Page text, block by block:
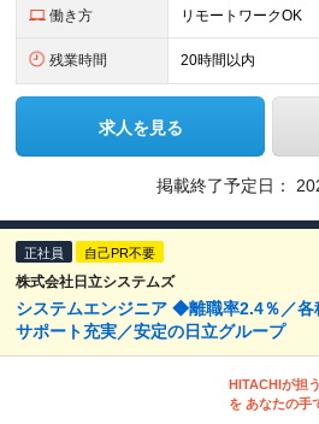
働き方 リモートワークOK
残業時間 20時間以内
求人を見る
掲載終了予定日：
正社員 自己PR不要
株式会社日立システムズ
システムエンジニア ◆離職率2.4％／各
サポート充実／安定の日立グループ
HITACHIが担
を あなたの手